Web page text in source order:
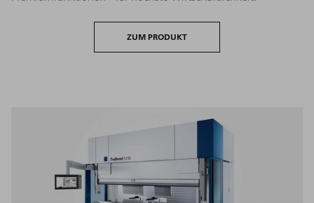
ZUM PRODUKT